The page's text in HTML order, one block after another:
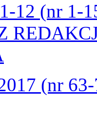
12 (nr 1-
(nr